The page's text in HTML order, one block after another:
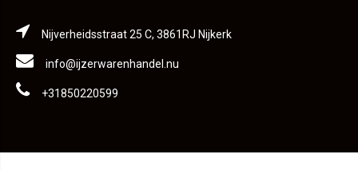
Nijverheidsstraat 25 C, 3861RJ Nijkerk
info@ijzerwarenhandel.nu
+31850220599